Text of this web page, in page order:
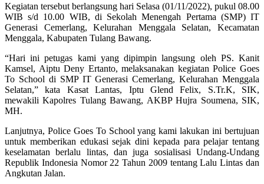
Kegiatan tersebut berlangsung hari Selasa (01/11/2022), pukul 08.00
WIB s/d 10.00 WIB, di Sekolah Menengah Pertama (SMP) IT
Generasi Cemerlang, Kelurahan Menggala Selatan, Kecamatan
Menggala, Kabupaten Tulang Bawang.
“Hari ini petugas kami yang dipimpin langsung oleh PS. Kanit
Kamsel, Aiptu Deny Ertanto, melaksanakan kegiatan Police Goes
To School di SMP IT Generasi Cemerlang, Kelurahan Menggala
Selatan,” kata Kasat Lantas, Iptu Glend Felix, S.Tr.K, SIK,
mewakili Kapolres Tulang Bawang, AKBP Hujra Soumena, SIK,
MH.
Lanjutnya, Police Goes To School yang kami lakukan ini bertujuan
untuk memberikan edukasi sejak dini kepada para pelajar tentang
keselamatan berlalu lintas, dan juga sosialisasi Undang-Undang
Republik Indonesia Nomor 22 Tahun 2009 tentang Lalu Lintas dan
Angkutan Jalan.